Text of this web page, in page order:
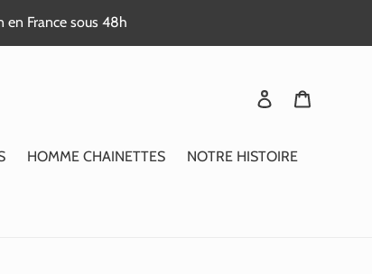
France sous 48h
Se connecter
HOMME CHAINETTES
NOTRE HISTOIRE